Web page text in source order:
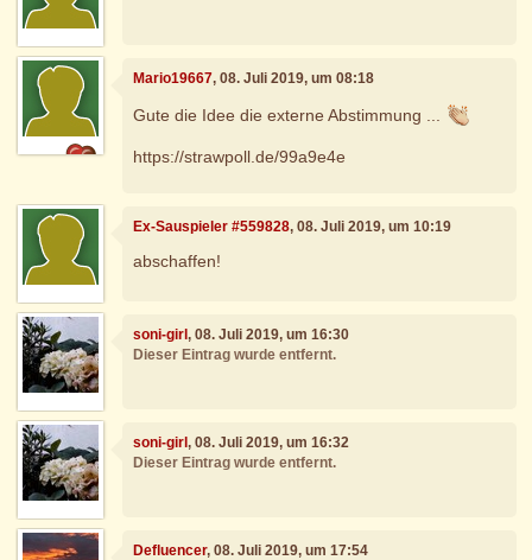
Mario19667, 08. Juli 2019, um 08:18
Gute die Idee die externe Abstimmung ...
https://strawpoll.de/99a9e4e
Ex-Sauspieler #559828, 08. Juli 2019, um 10:19
abschaffen!
soni-girl, 08. Juli 2019, um 16:30
Dieser Eintrag wurde entfernt.
soni-girl, 08. Juli 2019, um 16:32
Dieser Eintrag wurde entfernt.
Defluencer, 08. Juli 2019, um 17:54